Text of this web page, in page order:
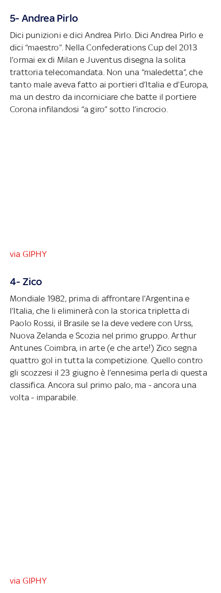
5- Andrea Pirlo
Dici punizioni e dici Andrea Pirlo. Dici Andrea Pirlo e
dici “maestro”. Nella Confederations Cup del 2013
l’ormai ex di Milan e Juventus disegna la solita
trattoria telecomandata. Non una “maledetta”, che
tanto male aveva fatto ai portieri d’Italia e d’Europa,
ma un destro da incorniciare che batte il portiere
Corona infilandosi “a giro” sotto l’incrocio.
via GIPHY
4- Zico
Mondiale 1982, prima di affrontare l’Argentina e
l’Italia, che li eliminerà con la storica tripletta di
Paolo Rossi, il Brasile se la deve vedere con Urss,
Nuova Zelanda e Scozia nel primo gruppo. Arthur
Antunes Coimbra, in arte (e che arte!) Zico segna
quattro gol in tutta la competizione. Quello contro
gli scozzesi il 23 giugno è l’ennesima perla di questa
classifica. Ancora sul primo palo, ma - ancora una
volta - imparabile.
via GIPHY